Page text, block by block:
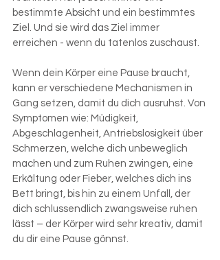
bestimmte Absicht und ein bestimmtes
Ziel. Und sie wird das Ziel immer
erreichen - wenn du tatenlos zuschaust.
Wenn dein Körper eine Pause braucht,
kann er verschiedene Mechanismen in
Gang setzen, damit du dich ausruhst. Von
Symptomen wie: Müdigkeit,
Abgeschlagenheit, Antriebslosigkeit über
Schmerzen, welche dich unbeweglich
machen und zum Ruhen zwingen, eine
Erkältung oder Fieber, welches dich ins
Bett bringt, bis hin zu einem Unfall, der
dich schlussendlich zwangsweise ruhen
lässt – der Körper wird sehr kreativ, damit
du dir eine Pause gönnst.